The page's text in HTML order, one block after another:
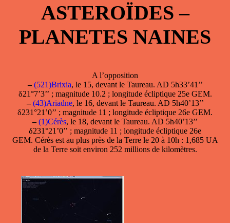
ASTEROÏDES –
PLANETES NAINES
A l’opposition
– (521)Brixia, le 15, devant le Taureau. AD 5h33’41’’
δ21°7’3’’ ; magnitude 10.2 ; longitude écliptique 25e GEM.
– (43)Ariadne, le 16, devant le Taureau. AD 5h40’13’’
δ231°21’0’’ ; magnitude 11 ; longitude écliptique 26e GEM.
– (1)Cérès, le 18, devant le Taureau. AD 5h40’13’’
δ231°21’0’’ ; magnitude 11 ; longitude écliptique 26e
GEM. Cérès est au plus près de la Terre le 20 à 10h : 1,685 UA
de la Terre soit environ 252 millions de kilomètres.